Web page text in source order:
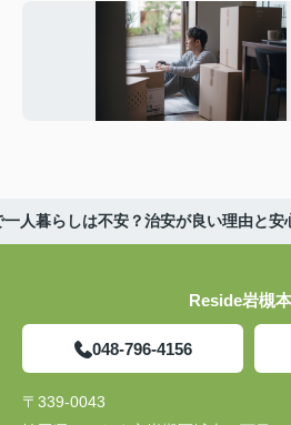
一人暮らしは不安？治安が良い理由と
Reside岩槻
048-796-4156
〒339-0043